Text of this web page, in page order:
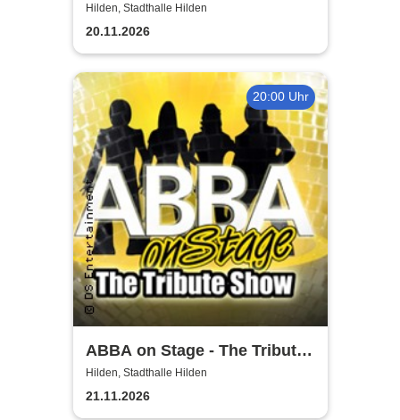
Moves. Die Show.
Hilden, Stadthalle Hilden
20.11.2026
20:00 Uhr
ABBA on Stage - The Tribute
Show
Hilden, Stadthalle Hilden
21.11.2026